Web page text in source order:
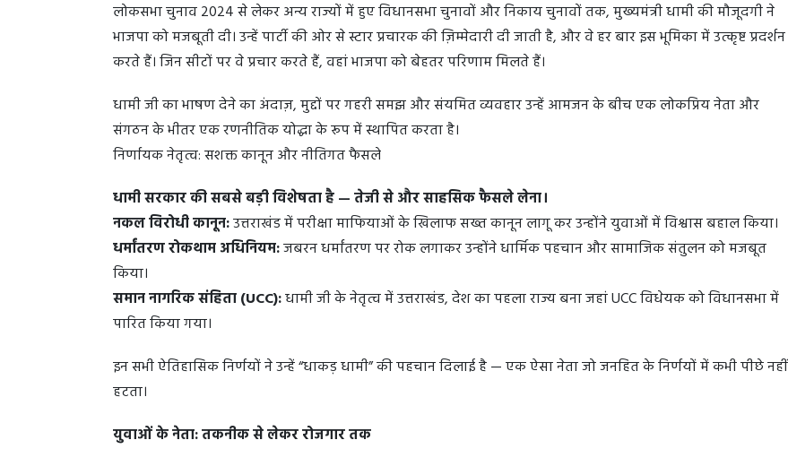
लोकसभा चुनाव 2024 से लेकर अन्य राज्यों में हुए विधानसभा चुनावों और निकाय चुनावों तक, मुख्यमंत्री धामी की मौजूदगी ने
भाजपा को मजबूती दी। उन्हें पार्टी की ओर से स्टार प्रचारक की ज़िम्मेदारी दी जाती है, और वे हर बार इस भूमिका में उत्कृष्ट प्रदर्शन
करते हैं। जिन सीटों पर वे प्रचार करते हैं, वहां भाजपा को बेहतर परिणाम मिलते हैं।
धामी जी का भाषण देने का अंदाज़, मुद्दों पर गहरी समझ और संयमित व्यवहार उन्हें आमजन के बीच एक लोकप्रिय नेता और
संगठन के भीतर एक रणनीतिक योद्धा के रूप में स्थापित करता है।
निर्णायक नेतृत्व: सशक्त कानून और नीतिगत फैसले
धामी सरकार की सबसे बड़ी विशेषता है — तेजी से और साहसिक फैसले लेना।
नकल विरोधी कानून:उत्तराखंड में परीक्षा माफियाओं के खिलाफ सख्त कानून लागू कर उन्होंने युवाओं में विश्वास बहाल किया।
धर्मांतरण रोकथाम अधिनियम:जबरन धर्मांतरण पर रोक लगाकर उन्होंने धार्मिक पहचान और सामाजिक संतुलन को मजबूत
किया।
समान नागरिक संहिता (UCC):धामी जी के नेतृत्व में उत्तराखंड, देश का पहला राज्य बना जहां UCC विधेयक को विधानसभा में
पारित किया गया।
इन सभी ऐतिहासिक निर्णयों ने उन्हें “धाकड़ धामी” की पहचान दिलाई है — एक ऐसा नेता जो जनहित के निर्णयों में कभी पीछे नहीं
हटता।
युवाओं के नेता: तकनीक से लेकर रोजगार तक